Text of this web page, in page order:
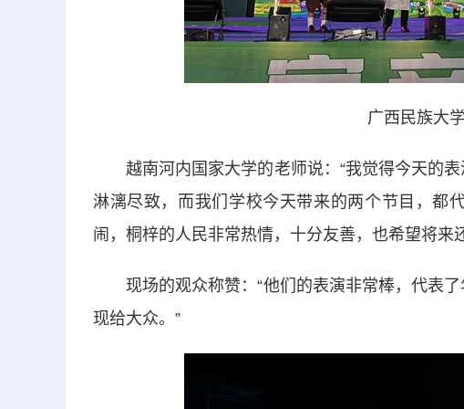
广西民族大
越南河内国家大学的老师说：“我觉得今天的表
淋漓尽致，而我们学校今天带来的两个节目，都
闹，桐梓的人民非常热情，十分友善，也希望将来
现场的观众称赞：“他们的表演非常棒，代表了
现给大众。”